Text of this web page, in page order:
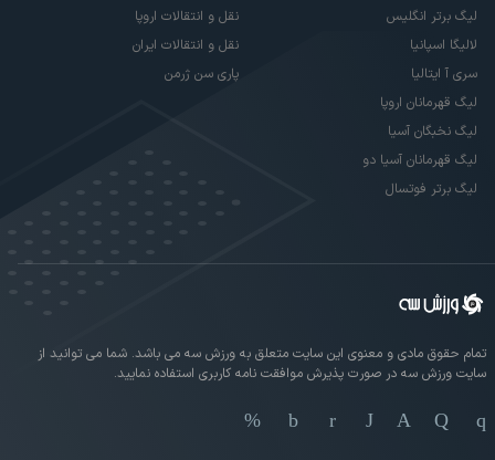
لیگ برتر انگلیس
لالیگا اسپانیا
سری آ ایتالیا
لیگ قهرمانان اروپا
لیگ نخبگان آسیا
لیگ قهرمانان آسیا دو
لیگ برتر فوتسال
نقل و انتقالات اروپا
نقل و انتقالات ایران
پاری سن ژرمن
تمام حقوق مادی و معنوی این سایت متعلق به ورزش سه می باشد. شما می توانید از
سایت ورزش سه در صورت پذیرش موافقت نامه کاربری استفاده نمایید.